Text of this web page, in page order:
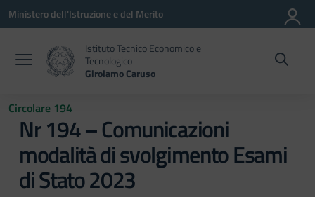
Vai ai contenuti
Vai al menu di navigazione
Vai al footer
Ministero dell'Istruzione e del Merito
Istituto Tecnico Economico e
Tecnologico
Girolamo Caruso
Circolare 194
Nr 194 – Comunicazioni
modalità di svolgimento Esami
di Stato 2023